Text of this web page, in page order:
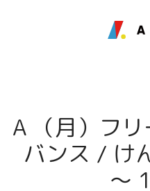
A （月）フ
バンス / け
〜